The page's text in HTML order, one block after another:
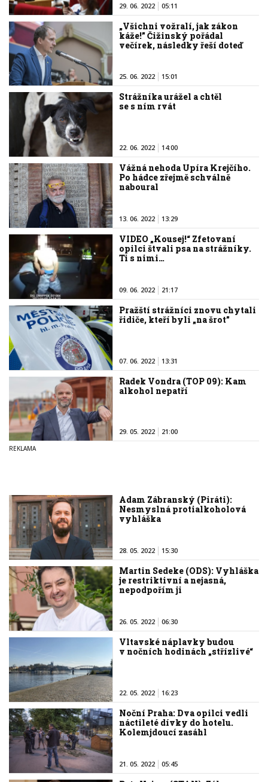
29. 06. 2022 05:11
„Všichni vožralí, jak zákon
káže!” Čižinský pořádal
večírek, následky řeší doteď
25. 06. 2022 15:01
Strážníka urážel a chtěl
se s ním rvát
22. 06. 2022 14:00
Vážná nehoda Upíra Krejčího.
Po hádce zřejmě schválně
naboural
13. 06. 2022 13:29
VIDEO „Kousej!“ Zfetovaní
opilci štvali psa na strážníky.
Ti s nimi…
09. 06. 2022 21:17
Pražští strážníci znovu chytali
řidiče, kteří byli „na šrot”
07. 06. 2022 13:31
Radek Vondra (TOP 09): Kam
alkohol nepatří
29. 05. 2022 21:00
Adam Zábranský (Piráti):
Nesmyslná protialkoholová
vyhláška
28. 05. 2022 15:30
Martin Sedeke (ODS): Vyhláška
je restriktivní a nejasná,
nepodpořím ji
26. 05. 2022 06:30
Vltavské náplavky budou
v nočních hodinách „střízlivé“
22. 05. 2022 16:23
Noční Praha: Dva opilci vedli
náctileté dívky do hotelu.
Kolemjdoucí zasáhl
21. 05. 2022 05:45